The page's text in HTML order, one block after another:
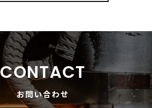
CONTACT
お問い合わせ